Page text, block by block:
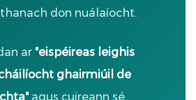
don nuálaíocht.
ar "eispéireas leighis
ghairmiúil de
agus cuireann sé